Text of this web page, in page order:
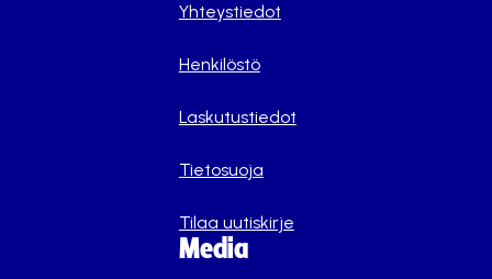
Yhteystiedot
Henkilöstö
Laskutustiedot
Tietosuoja
Tilaa uutiskirje
Media